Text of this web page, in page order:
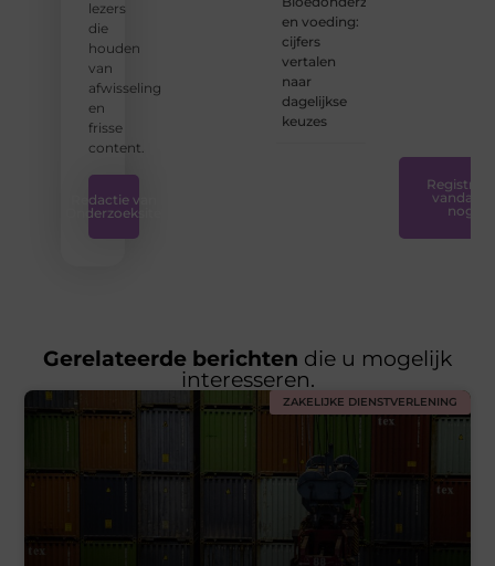
lezers
die
houden
van
afwisseling
en
frisse
content.
Redactie van
Onderzoeksite
en voeding:
cijfers
vertalen
naar
dagelijkse
keuzes
Registreer
vandaag
nog
Gerelateerde berichten die u mogelijk
interesseren.
ZAKELIJKE DIENSTVERLENING